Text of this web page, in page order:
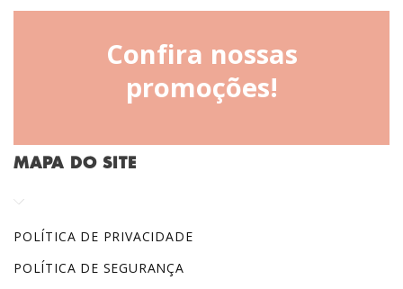
Confira nossas
promoções!
MAPA DO SITE
POLÍTICA DE PRIVACIDADE
POLÍTICA DE SEGURANÇA